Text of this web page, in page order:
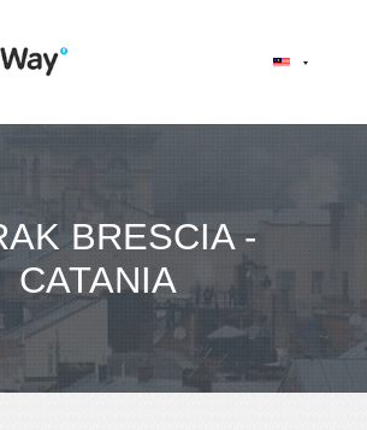
BRESCIA -
CATANIA